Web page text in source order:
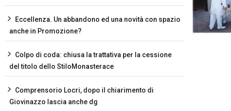
Eccellenza. Un abbandono ed una novità con spazio
anche in Promozione?
Colpo di coda: chiusa la trattativa per la cessione
del titolo dello StiloMonasterace
Comprensorio Locri, dopo il chiarimento di
Giovinazzo lascia anche dg